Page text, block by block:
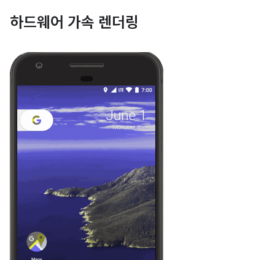
하드웨어 가속 렌더링